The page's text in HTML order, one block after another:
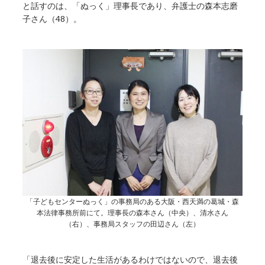
と話すのは、「ぬっく」理事長であり、弁護士の森本志磨
子さん（48）。
「子どもセンターぬっく」の事務局のある大阪・西天満の葛城・森
本法律事務所前にて。理事長の森本さん（中央）、清水さん
（右）、事務局スタッフの田辺さん（左）
「退去後に安定した生活があるわけではないので、退去後